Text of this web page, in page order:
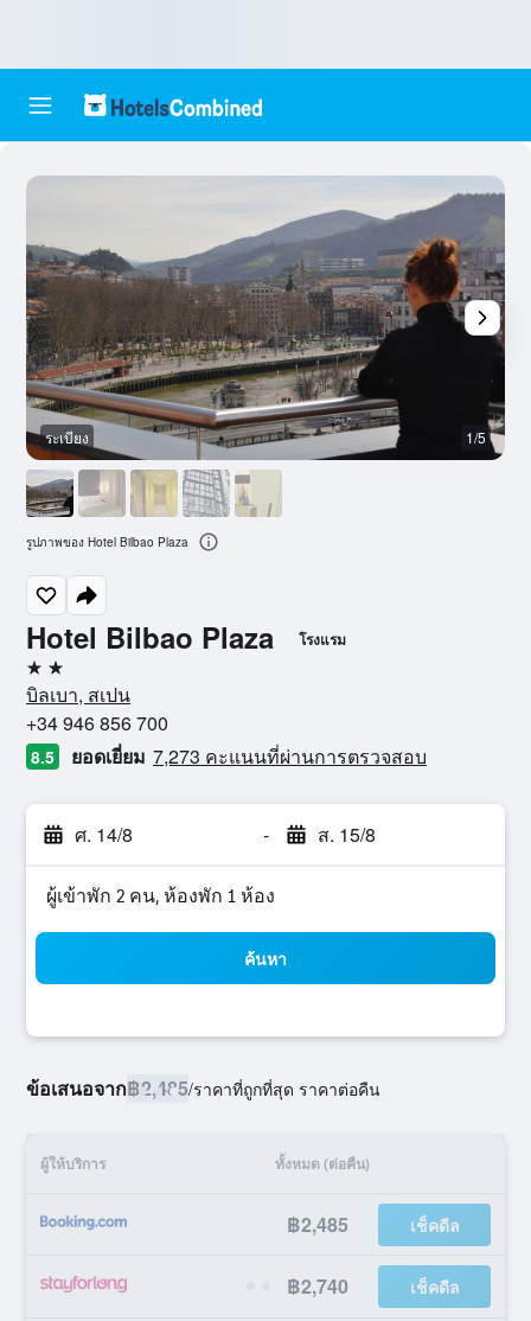
Hotel Bilbao Plaza โรงแรม
2 ดาว
บิลเบา, สเปน
+34 946 856 700
8.5 ยอดเยี่ยม 7,273 คะแนนที่ผ่านการตรวจสอบ
ศ. 14/8 - ส. 15/8
ผู้เข้าพัก 2 คน, ห้องพัก 1 ห้อง
ค้นหา
ข้อเสนอจาก฿2,485/ราคาที่ถูกที่สุด ราคาต่อคืน
ผู้ให้บริการ ทั้งหมด (ต่อคืน)
฿2,485 เช็คดีล
฿2,740 เช็คดีล
ระเบียง 1/5
รูปภาพของ Hotel Bilbao Plaza